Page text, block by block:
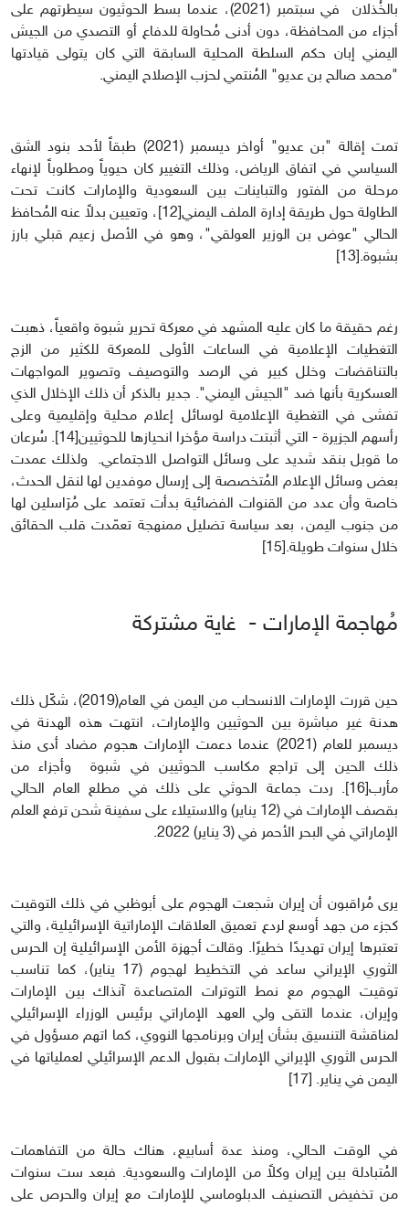
بالخُذلان في سبتمبر (2021)، عندما بسط الحوثيون سيطرتهم على
أجزاء من المحافظة، دون أدنى مُحاولة للدفاع أو التصدي من الجيش
اليمني إبان حكم السلطة المحلية السابقة التي كان يتولى قيادتها
"محمد صالح بن عديو" المُنتمي لحزب الإصلاح اليمني.
تمت إقالة "بن عديو" أواخر ديسمبر (2021) طبقاً لأحد بنود الشق
السياسي في اتفاق الرياض، وذلك التغيير كان حيوياً ومطلوباً لإنهاء
مرحلة من الفتور والتباينات بين السعودية والإمارات كانت تحت
الطاولة حول طريقة إدارة الملف اليمني[12]، وتعيين بدلاً عنه المُحافظ
الحالي "عوض بن الوزير العولقي"، وهو في الأصل زعيم قبلي بارز
بشبوة.[13]
رغم حقيقة ما كان عليه المشهد في معركة تحرير شبوة واقعياً، ذهبت
التغطيات الإعلامية في الساعات الأولى للمعركة للكثير من الزج
بالتناقضات وخلل كبير في الرصد والتوصيف وتصوير المواجهات
العسكرية بأنها ضد "الجيش اليمني". جدير بالذكر أن ذلك الإخلال الذي
تفشى في التغطية الإعلامية لوسائل إعلام محلية وإقليمية وعلى
رأسهم الجزيرة - التي أثبتت دراسة مؤخرا انحيازها للحوثيين[14]. سُرعان
ما قوبل بنقد شديد على وسائل التواصل الاجتماعي. ولذلك عمدت
بعض وسائل الإعلام المُتخصصة إلى إرسال موفدين لها لنقل الحدث،
خاصة وأن عدد من القنوات الفضائية بدأت تعتمد على مُرَاسلين لها
من جنوب اليمن، بعد سياسة تضليل ممنهجة تعمّدت قلب الحقائق
خلال سنوات طويلة.[15]
مُهاجمة الإمارات - غاية مشتركة
حين قررت الإمارات الانسحاب من اليمن في العام(2019)، شكّل ذلك
هدنة غير مباشرة بين الحوثيين والإمارات، انتهت هذه الهدنة في
ديسمبر للعام (2021) عندما دعمت الإمارات هجوم مضاد أدى منذ
ذلك الحين إلى تراجع مكاسب الحوثيين في شبوة وأجزاء من
مأرب[16]. ردت جماعة الحوثي على ذلك في مطلع العام الحالي
بقصف الإمارات في (12 يناير) والاستيلاء على سفينة شحن ترفع العلم
الإماراتي في البحر الأحمر في (3 يناير) 2022.
يرى مُراقبون أن إيران شجعت الهجوم على أبوظبي في ذلك التوقيت
كجزء من جهد أوسع لردع تعميق العلاقات الإماراتية الإسرائيلية، والتي
تعتبرها إيران تهديدًا خطيرًا. وقالت أجهزة الأمن الإسرائيلية إن الحرس
الثوري الإيراني ساعد في التخطيط لهجوم (17 يناير)، كما تناسب
توقيت الهجوم مع نمط التوترات المتصاعدة آنذاك بين الإمارات
وإيران، عندما التقى ولي العهد الإماراتي برئيس الوزراء الإسرائيلي
لمناقشة التنسيق بشأن إيران وبرنامجها النووي، كما اتهم مسؤول في
الحرس الثوري الإيراني الإمارات بقبول الدعم الإسرائيلي لعملياتها في
اليمن في يناير. [17]
في الوقت الحالي، ومنذ عدة أسابيع، هناك حالة من التفاهمات
المُتبادلة بين إيران وكلاً من الإمارات والسعودية. فبعد ست سنوات
من تخفيض التصنيف الدبلوماسي للإمارات مع إيران والحرص على